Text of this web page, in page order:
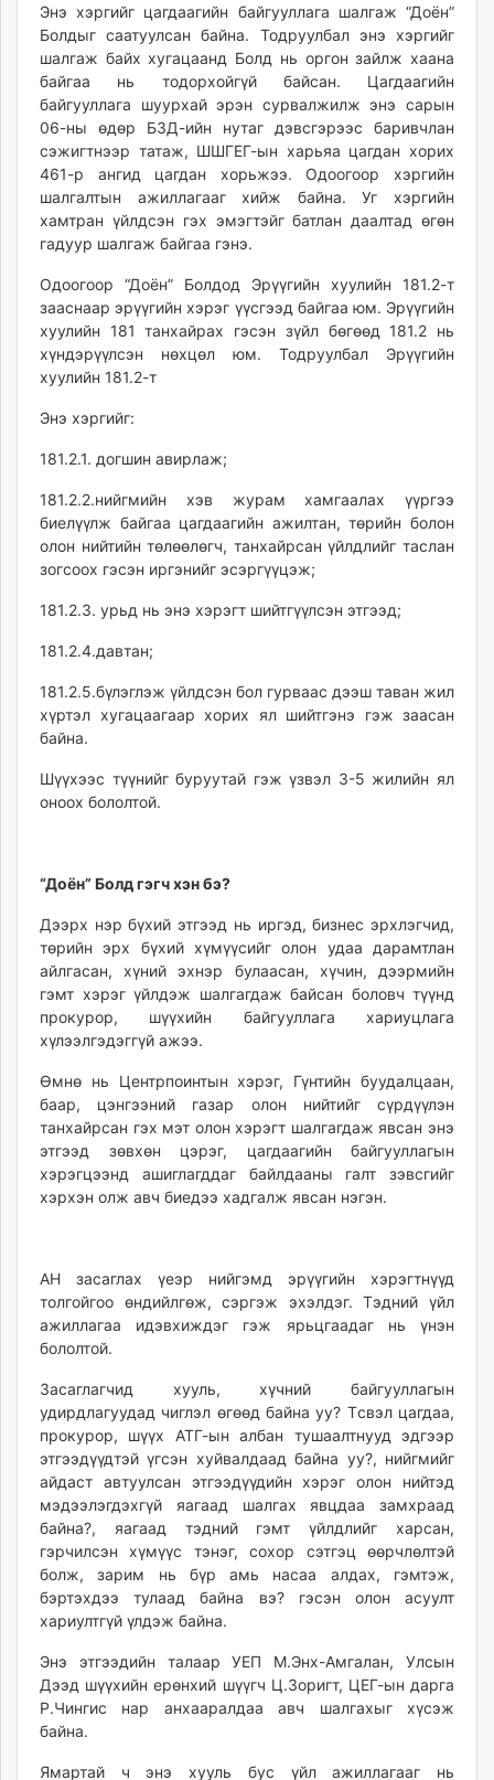
times.mn
tvmongolia.mn
mass.mn
unegui.mn
assa.mn
toim.mn
tac.mn
paparazzi.mn
unread.today
Энэ хэргийг цагдаагийн байгууллага шалгаж “Доён”
Болдыг саатуулсан байна. Тодруулбал энэ хэргийг
шалгаж байх хугацаанд Болд нь оргон зайлж хаана
байгаа нь тодорхойгүй байсан. Цагдаагийн
байгууллага шуурхай эрэн сурвалжилж энэ сарын
06-ны өдөр БЗД-ийн нутаг дэвсгэрээс баривчлан
сэжигтнээр татаж, ШШГЕГ-ын харьяа цагдан хорих
461-р ангид цагдан хорьжээ. Одоогоор хэргийн
шалгалтын ажиллагааг хийж байна. Уг хэргийн
хамтран үйлдсэн гэх эмэгтэйг батлан даалтад өгөн
гадуур шалгаж байгаа гэнэ.
Одоогоор “Доён” Болдод Эрүүгийн хуулийн 181.2-т
зааснаар эрүүгийн хэрэг үүсгээд байгаа юм. Эрүүгийн
хуулийн 181 танхайрах гэсэн зүйл бөгөөд 181.2 нь
хүндэрүүлсэн нөхцөл юм. Тодруулбал Эрүүгийн
хуулийн 181.2-т
Энэ хэргийг:
181.2.1. догшин авирлаж;
181.2.2.нийгмийн хэв журам хамгаалах үүргээ
биелүүлж байгаа цагдаагийн ажилтан, төрийн болон
олон нийтийн төлөөлөгч, танхайрсан үйлдлийг таслан
зогсоох гэсэн иргэнийг эсэргүүцэж;
181.2.3. урьд нь энэ хэрэгт шийтгүүлсэн этгээд;
181.2.4.давтан;
181.2.5.бүлэглэж үйлдсэн бол гурваас дээш таван жил
хүртэл хугацаагаар хорих ял шийтгэнэ гэж заасан
байна.
Шүүхээс түүнийг буруутай гэж үзвэл 3-5 жилийн ял
оноох бололтой.
“Доён” Болд гэгч хэн бэ?
Дээрх нэр бүхий этгээд нь иргэд, бизнес эрхлэгчид,
төрийн эрх бүхий хүмүүсийг олон удаа дарамтлан
айлгасан, хүний эхнэр булаасан, хүчин, дээрмийн
гэмт xэрэг үйлдэж шалгагдаж байсан боловч түүнд
прокурор, шүүхийн байгууллага хариуцлага
хүлээлгэдэггүй ажээ.
Өмнө нь Центрпоинтын хэрэг, Гүнтийн буудалцаан,
баар, цэнгээний газар олон нийтийг сүрдүүлэн
танхайрсан гэх мэт олон хэрэгт шалгагдаж явсан энэ
этгээд зөвхөн цэрэг, цагдаагийн байгууллагын
хэрэгцээнд ашиглагддаг байлдааны галт зэвсгийг
хэрхэн олж авч биедээ хадгалж явсан нэгэн.
АН засаглах үеэр нийгэмд эрүүгийн хэрэгтнүүд
толгойгоо өндийлгөж, сэргэж эхэлдэг. Тэдний үйл
ажиллагаа идэвхиждэг гэж ярьцгаадаг нь үнэн
бололтой.
Засаглагчид хууль, хүчний байгууллагын
удирдлагуудад чиглэл өгөөд байна уу? Tсвэл цагдаа,
прокурор, шүүх АТГ-ын албан тушаалтнууд эдгээр
этгээдүүдтэй үгсэн хуйвалдаад байна уу?, нийгмийг
айдаст автуулсан этгээдүүдийн хэрэг олон нийтэд
мэдээлэгдэхгүй яагаад шалгах явцдаа замхраад
байна?, яагаад тэдний гэмт үйлдлийг харсан,
гэрчилсэн хүмүүс тэнэг, сохор сэтгэц өөрчлөлтэй
болж, зарим нь бүр амь насаа алдах, гэмтэж,
бэртэхдээ тулаад байна вэ? гэсэн олон асуулт
хариултгүй үлдэж байна.
Энэ этгээдийн талаар УЕП М.Энх-Амгалан, Улсын
Дээд шүүхийн ерөнхий шүүгч Ц.Зоригт, ЦЕГ-ын дарга
Р.Чингис нар анхааралдаа авч шалгахыг хүсэж
байна.
Ямартай ч энэ хууль бус үйл ажиллагааг нь